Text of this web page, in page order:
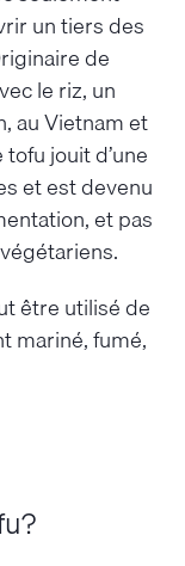
un tiers des
de
le riz, un
au Vietnam et
jouit d’une
et est devenu
et pas
être utilisé de
mariné, fumé,